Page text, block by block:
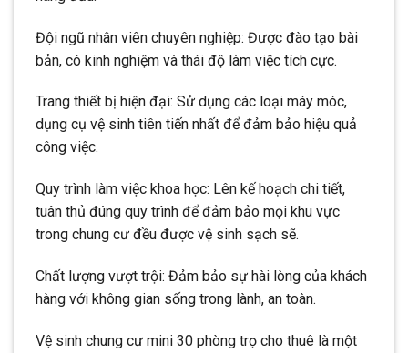
Đội ngũ nhân viên chuyên nghiệp: Được đào tạo bài
bản, có kinh nghiệm và thái độ làm việc tích cực.
Trang thiết bị hiện đại: Sử dụng các loại máy móc,
dụng cụ vệ sinh tiên tiến nhất để đảm bảo hiệu quả
công việc.
Quy trình làm việc khoa học: Lên kế hoạch chi tiết,
tuân thủ đúng quy trình để đảm bảo mọi khu vực
trong chung cư đều được vệ sinh sạch sẽ.
Chất lượng vượt trội: Đảm bảo sự hài lòng của khách
hàng với không gian sống trong lành, an toàn.
Vệ sinh chung cư mini 30 phòng trọ cho thuê là một